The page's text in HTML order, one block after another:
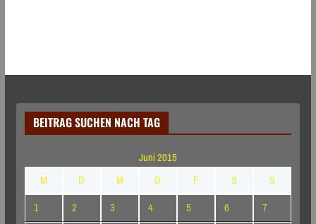
BEITRAG SUCHEN NACH TAG
Juni 2015
M
D M D F S
S
1
2 3 4 5 6
7